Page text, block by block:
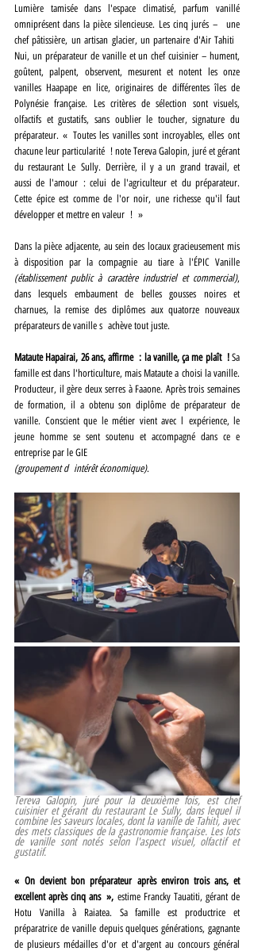
Lumière tamisée dans l'espace climatisé, parfum vanillé
omniprésent dans la pièce silencieuse. Les cinq jurés –  une
chef pâtissière, un artisan glacier, un partenaire d'Air Tahiti
Nui, un préparateur de vanille et un chef cuisinier – hument,
goûtent, palpent, observent, mesurent et notent les onze
vanilles Haapape en lice, originaires de différentes îles de
Polynésie française. Les critères de sélection sont visuels,
olfactifs et gustatifs, sans oublier le toucher, signature du
préparateur. « Toutes les vanilles sont incroyables, elles ont
chacune leur particularité ! note Tereva Galopin, juré et gérant
du restaurant Le Sully. Derrière, il y a un grand travail, et
aussi de l'amour : celui de l'agriculteur et du préparateur.
Cette épice est comme de l'or noir, une richesse qu'il faut
développer et mettre en valeur ! »
Dans la pièce adjacente, au sein des locaux gracieusement mis
(établissement public à caractère industriel et commercial),
dans lesquels embaument de belles gousses noires et
charnues, la remise des diplômes aux quatorze nouveaux
préparateurs de vanille s achève tout juste.
Mataute Hapairai, 26 ans, affirme : la vanille, ça me plaît ! Sa
famille est dans l'horticulture, mais Mataute a choisi la vanille.
Producteur, il gère deux serres à Faaone. Après trois semaines
de formation, il a obtenu son diplôme de préparateur de
vanille. Conscient que le métier vient avec l expérience, le
jeune homme se sent soutenu et accompagné dans ce e
entreprise par le GIE
(groupement d intérêt économique).
Tereva Galopin, juré pour la deuxième fois, est chef
cuisinier et gérant du restaurant Le Sully, dans lequel il
combine les saveurs locales, dont la vanille de Tahiti, avec
des mets classiques de la gastronomie française. Les lots
de vanille sont notés selon l'aspect visuel, olfactif et
gustatif.
« On devient bon préparateur après environ trois ans, et
excellent après cinq ans », estime Francky Tauatiti, gérant de
Hotu Vanilla à Raiatea. Sa famille est productrice et
préparatrice de vanille depuis quelques générations, gagnante
de plusieurs médailles d'or et d'argent au concours général